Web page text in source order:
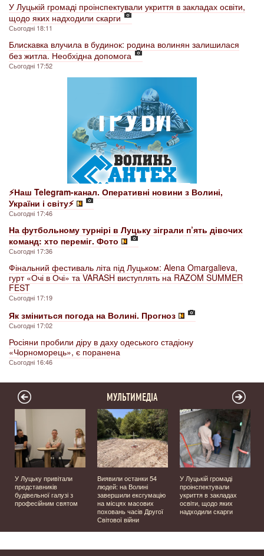
У Луцькій громаді проінспектували укриття в закладах освіти,
щодо яких надходили скарги
Сьогодні 18:11
Блискавка влучила в будинок: родина волинян залишилася
без житла. Необхідна допомога
Сьогодні 17:52
⚡️Наш Telegram-канал. Оперативні новини з Волині,
України і світу⚡️
Сьогодні 17:46
На футбольному турнірі в Луцьку зіграли п’ять дівочих
команд: хто переміг. Фото
Сьогодні 17:36
Фінальний фестиваль літа під Луцьком: Alena Omargalieva,
гурт «Очі в Очі» та VARASH виступлять на RAZOM SUMMER
FEST
Сьогодні 17:19
Як зміниться погода на Волині. Прогноз
Сьогодні 17:02
Росіяни пробили діру в даху одеського стадіону
«Чорноморець», є поранена
Сьогодні 16:46
МУЛЬТИМЕДІА
У Луцьку привітали
представників
будівельної галузі з
професійним святом
Виявили останки 54
людей: на Волині
завершили ексгумацію
на місцях масових
поховань часів Другої
Світової війни
У Луцькій громаді
проінспектували
укриття в закладах
освіти, щодо яких
надходили скарги